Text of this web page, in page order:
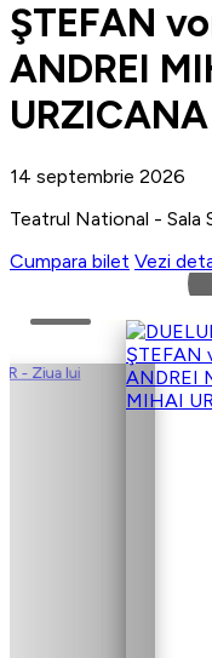
ŞTEFAN
ANDREI
URZICANA
14 septembrie 2026
Teatrul National - Sala
Cumpara bilet Vezi